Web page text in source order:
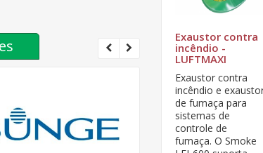
Exaustor contra
incêndio -
LUFTMAXI
Exaustor contra
incêndio e
de fumaça para
sistemas de
controle de
fumaça. O Smoke